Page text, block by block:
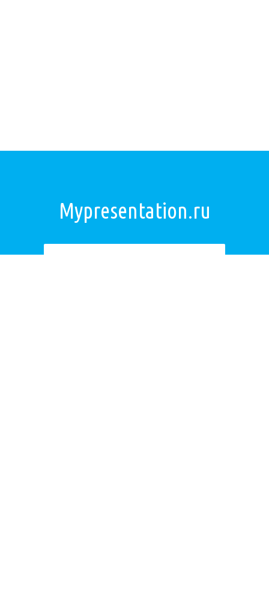
Mypresentation.ru